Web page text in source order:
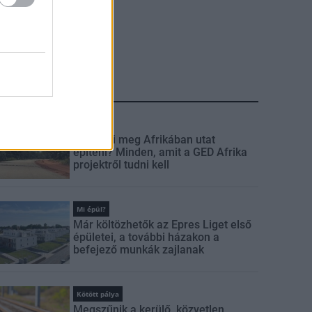
Miért éri meg Afrikában utat
építeni? Minden, amit a GED Afrika
projektről tudni kell
Mi épül?
Már költözhetők az Epres Liget első
épületei, a további házakon a
befejező munkák zajlanak
Kötött pálya